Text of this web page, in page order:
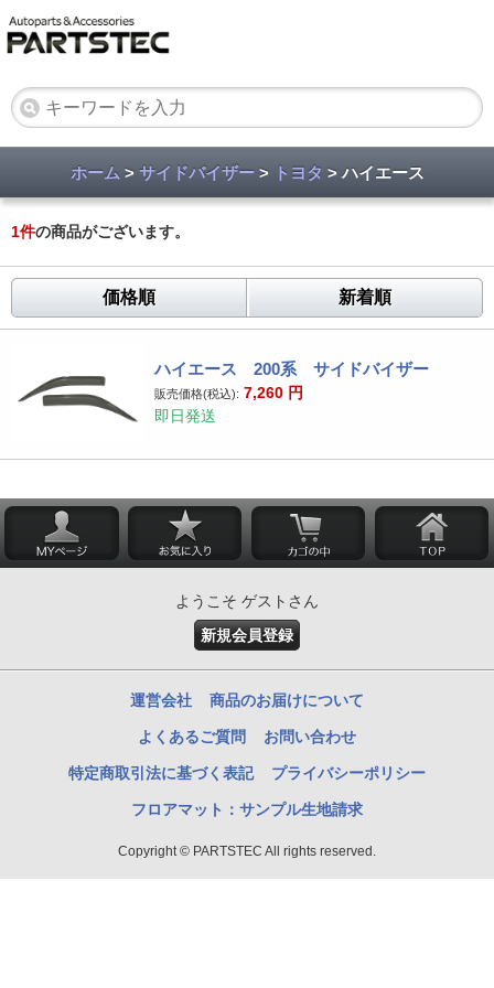
ホーム > サイドバイザー> トヨタ > ハイエース
1件の商品がございます。
価格順 新着順
ハイエース 200系 サイドバイザー
販売価格(税込): 7,260 円
即日発送
ようこそ ゲストさん
新規会員登録
運営会社 商品のお届けについて
よくあるご質問 お問い合わせ
特定商取引法に基づく表記 プライバシーポリシー
フロアマット：サンプル生地請求
Copyright © PARTSTEC All rights reserved.